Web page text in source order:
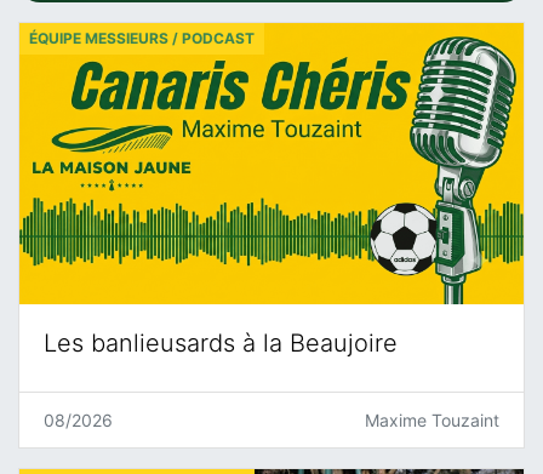
Les banlieusards à la Beaujoire
ÉQUIPE MESSIEURS / PODCAST
08/2026 Maxime Touzaint